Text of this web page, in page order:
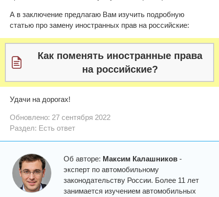
А в заключение предлагаю Вам изучить подробную
статью про замену иностранных прав на российские:
Как поменять иностранные права
на российские?
Удачи на дорогах!
Обновлено: 27 сентября 2022
Раздел: Есть ответ
Об авторе: Максим Калашников -
эксперт по автомобильному
законодательству России. Более 11 лет
занимается изучением автомобильных